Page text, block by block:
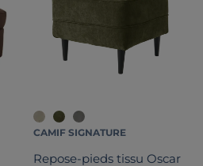
CAMIF SIGNATURE
Repose-pieds tissu Oscar